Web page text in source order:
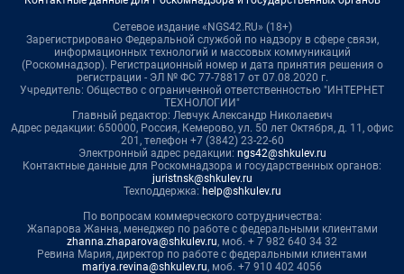
Сетевое издание «NGS42.RU» (18+)
Зарегистрировано Федеральной службой по надзору в сфере связи,
информационных технологий и массовых коммуникаций
(Роскомнадзор). Регистрационный номер и дата принятия решения о
регистрации - ЭЛ № ФС 77-78817 от 07.08.2020 г.
Учредитель: Общество с ограниченной ответственностью "ИНТЕРНЕТ
ТЕХНОЛОГИИ"
Главный редактор: Левчук Александр Николаевич
Адрес редакции: 650000, Россия, Кемерово, ул. 50 лет Октября, д. 11, офис
201, телефон +7 (3842) 23-22-60
Электронный адрес редакции: ngs42@shkulev.ru
Контактные данные для Роскомнадзора и государственных органов:
juristnsk@shkulev.ru
Техподдержка: help@shkulev.ru
По вопросам коммерческого сотрудничества:
Жапарова Жанна, менеджер по работе с федеральными клиентами
zhanna.zhaparova@shkulev.ru, моб. + 7 982 640 34 32
Ревина Мария, директор по работе с федеральными клиентами
mariya.revina@shkulev.ru, моб. +7 910 402 4056